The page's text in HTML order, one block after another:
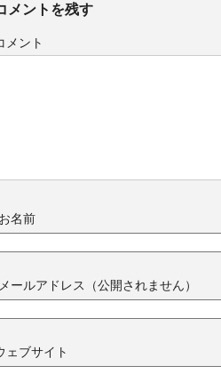
メントを残す
メント
お名前
メールアドレス（公開されません）
ェブサイト